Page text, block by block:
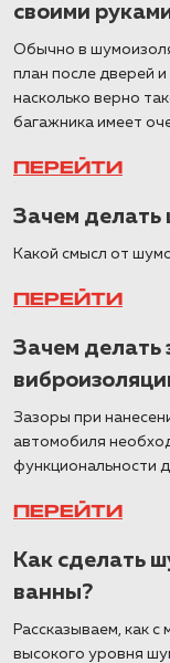
своими
Обычно в
план после дверей
насколько верно
багажника имеет
ПЕРЕЙТИ
Зачем делать
Какой смысл от
ПЕРЕЙТИ
Зачем делать
Зазоры при
автомобиля
функциональности
ПЕРЕЙТИ
Как сделать
ванны?
Рассказываем, как
высокого уровня